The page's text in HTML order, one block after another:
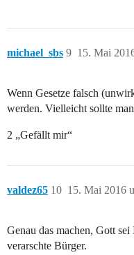
michael_sbs 15. Mai
9
Wenn Gesetze falsch
werden. Vielleicht sollte
2 „Gefällt mir“
valdez65 15. Mai 2016
10
Genau das machen, Gott
verarschte Bürger.